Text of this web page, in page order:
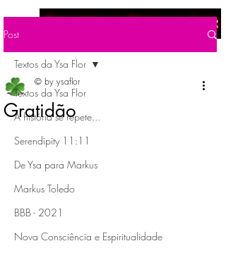
Menu
Post
Textos da Ysa Flor
A história se repete...
Serendipity 11:11
De Ysa para Markus
Markus Toledo
BBB - 2021
Nova Consciência e Espiritualidade
Textos da Ysa Flor
Gratidão
© by ysaflor